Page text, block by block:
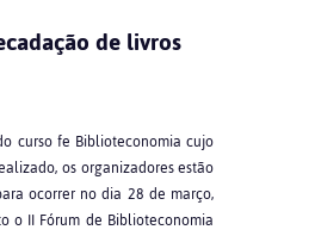
de livros
curso fe Biblioteconomia cujo
os organizadores estão
ocorrer no dia 28 de março,
o II Fórum de Biblioteconomia